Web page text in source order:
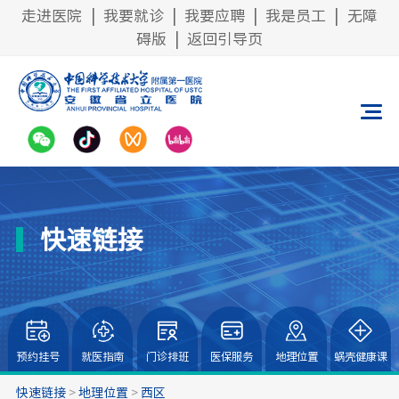
走进医院 我要就诊 我要应聘 我是员工
无障
碍版
返回引导页
快速链接
预约挂号 就医指南 门诊排班 医保服务 地理位置 蜗壳健康课
快速链接> 地理位置 > 西区